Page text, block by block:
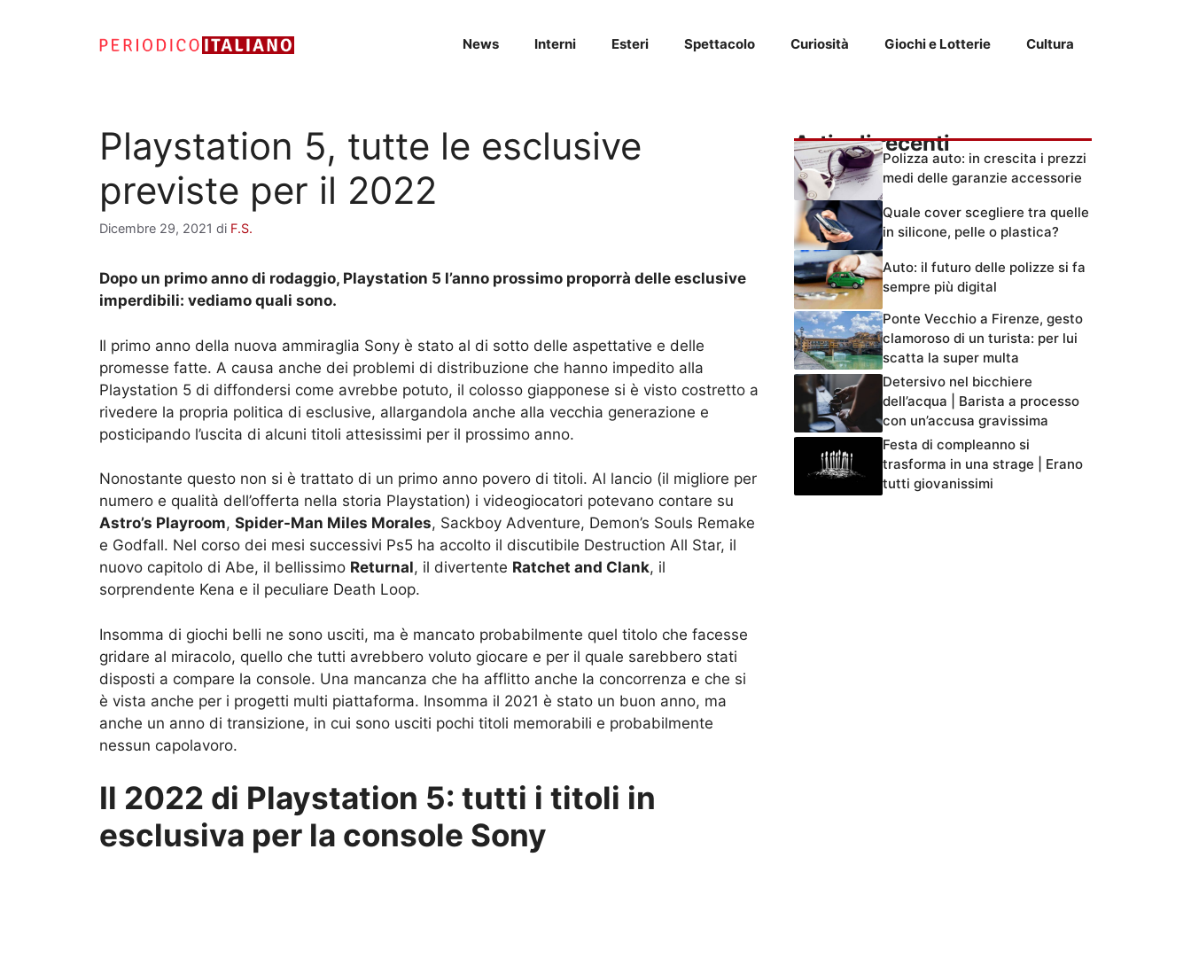
News Interni Esteri Spettacolo Curiosità Giochi e Lotterie Cultura
Playstation 5, tutte le esclusive
previste per il 2022
Dicembre 29, 2021 di F.S.
Dopo un primo anno di rodaggio, Playstation 5 l’anno prossimo proporrà delle esclusive
imperdibili: vediamo quali sono.
Il primo anno della nuova ammiraglia Sony è stato al di sotto delle aspettative e delle
promesse fatte. A causa anche dei problemi di distribuzione che hanno impedito alla
Playstation 5 di diffondersi come avrebbe potuto, il colosso giapponese si è visto costretto a
rivedere la propria politica di esclusive, allargandola anche alla vecchia generazione e
posticipando l’uscita di alcuni titoli attesissimi per il prossimo anno.
Nonostante questo non si è trattato di un primo anno povero di titoli. Al lancio (il migliore per
numero e qualità dell’offerta nella storia Playstation) i videogiocatori potevano contare su
Astro’s Playroom, Spider-Man Miles Morales, Sackboy Adventure, Demon’s Souls Remake
e Godfall. Nel corso dei mesi successivi Ps5 ha accolto il discutibile Destruction All Star, il
nuovo capitolo di Abe, il bellissimo Returnal, il divertente Ratchet and Clank, il
sorprendente Kena e il peculiare Death Loop.
Insomma di giochi belli ne sono usciti, ma è mancato probabilmente quel titolo che facesse
gridare al miracolo, quello che tutti avrebbero voluto giocare e per il quale sarebbero stati
disposti a compare la console. Una mancanza che ha afflitto anche la concorrenza e che si
è vista anche per i progetti multi piattaforma. Insomma il 2021 è stato un buon anno, ma
anche un anno di transizione, in cui sono usciti pochi titoli memorabili e probabilmente
nessun capolavoro.
Il 2022 di Playstation 5: tutti i titoli in
esclusiva per la console Sony
Articoli recenti
Polizza auto: in crescita i prezzi
medi delle garanzie accessorie
Quale cover scegliere tra quelle
in silicone, pelle o plastica?
Auto: il futuro delle polizze si fa
sempre più digital
Ponte Vecchio a Firenze, gesto
clamoroso di un turista: per lui
scatta la super multa
Detersivo nel bicchiere
dell’acqua | Barista a processo
con un’accusa gravissima
Festa di compleanno si
trasforma in una strage | Erano
tutti giovanissimi